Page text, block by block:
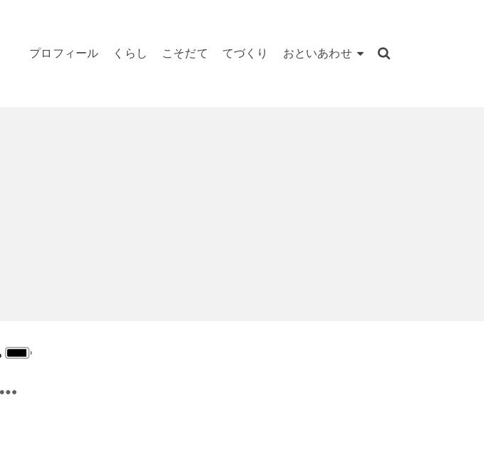
プロフィール くらし こそだて てづくり おといあわせ